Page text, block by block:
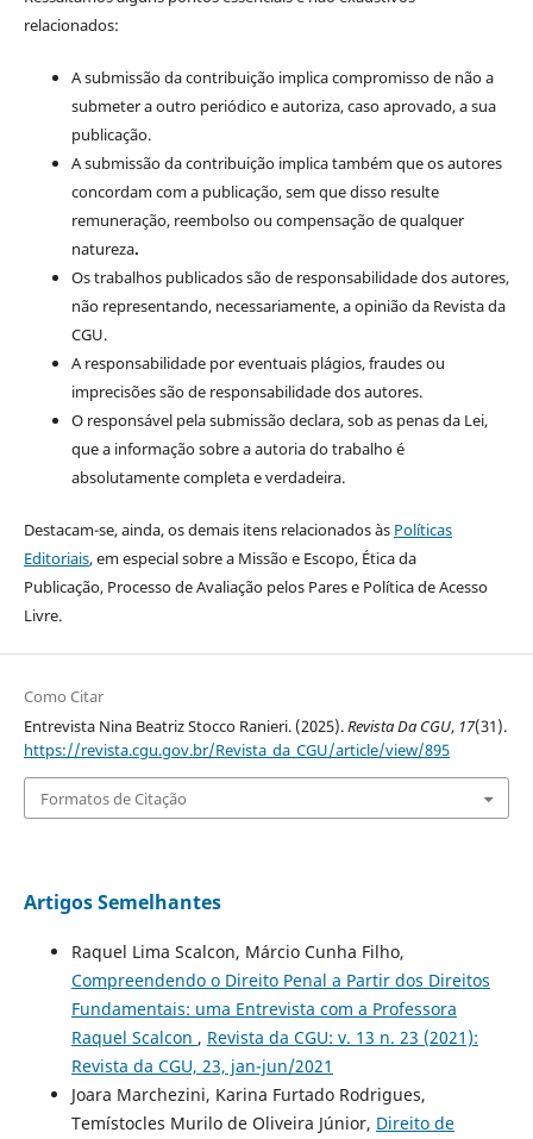
relacionados:
A submissão da contribuição implica compromisso de não a
submeter a outro periódico e autoriza, caso aprovado, a sua
publicação.
A submissão da contribuição implica também que os autores
concordam com a publicação, sem que disso resulte
remuneração, reembolso ou compensação de qualquer
natureza.
Os trabalhos publicados são de responsabilidade dos autores,
não representando, necessariamente, a opinião da Revista da
CGU.
A responsabilidade por eventuais plágios, fraudes ou
imprecisões são de responsabilidade dos autores.
O responsável pela submissão declara, sob as penas da Lei,
que a informação sobre a autoria do trabalho é
absolutamente completa e verdadeira.
Destacam-se, ainda, os demais itens relacionados às Políticas
Editoriais, em especial sobre a Missão e Escopo, Ética da
Publicação, Processo de Avaliação pelos Pares e Política de Acesso
Livre.
Como Citar
Entrevista Nina Beatriz Stocco Ranieri. (2025).Revista Da CGU, 17(31).
https://revista.cgu.gov.br/Revista_da_CGU/article/view/895
Formatos de Citação
Artigos Semelhantes
Raquel Lima Scalcon, Márcio Cunha Filho,
Compreendendo o Direito Penal a Partir dos Direitos
Fundamentais: uma Entrevista com a Professora
Raquel Scalcon , Revista da CGU: v. 13 n. 23 (2021):
Revista da CGU, 23, jan-jun/2021
Joara Marchezini, Karina Furtado Rodrigues,
Temístocles Murilo de Oliveira Júnior, Direito de